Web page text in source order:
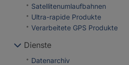
Satellitenumlaufbahnen
Ultra-rapide Produkte
Verarbeitete GPS Produkte
Dienste
Datenarchiv